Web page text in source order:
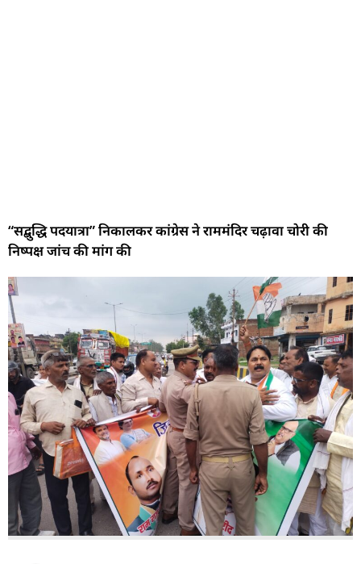
“सद्बुद्धि पदयात्रा” निकालकर कांग्रेस ने राममंदिर चढ़ावा चोरी की
निष्पक्ष जांच की मांग की